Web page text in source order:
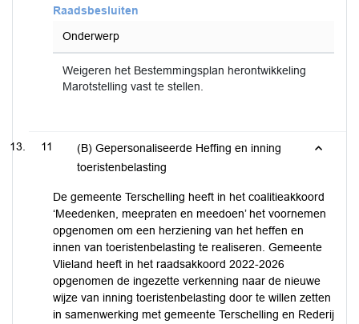
Raadsbesluiten
Onderwerp
Weigeren het Bestemmingsplan herontwikkeling
Marotstelling vast te stellen.
11
(B) Gepersonaliseerde Heffing en inning
toeristenbelasting
De gemeente Terschelling heeft in het coalitieakkoord
‘Meedenken, meepraten en meedoen’ het voornemen
opgenomen om een herziening van het heffen en
innen van toeristenbelasting te realiseren. Gemeente
Vlieland heeft in het raadsakkoord 2022-2026
opgenomen de ingezette verkenning naar de nieuwe
wijze van inning toeristenbelasting door te willen zetten
in samenwerking met gemeente Terschelling en Rederij